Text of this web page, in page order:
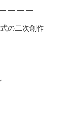
━ ━ ━
の二次創作